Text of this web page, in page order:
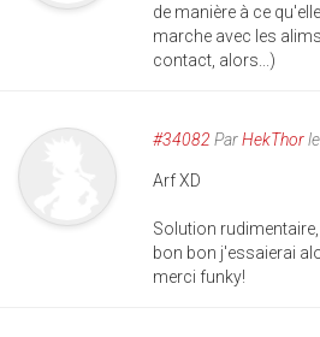
de manière à ce
marche avec les
contact, alors...)
#34082 ParHekThor
Arf XD
Solution
bon bon j'essaierai
merci funky!